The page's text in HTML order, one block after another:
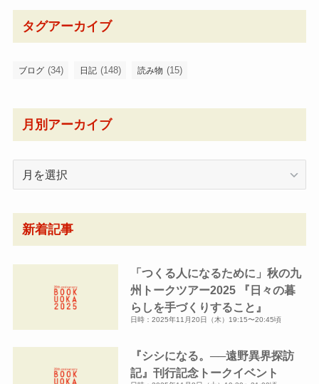
タグアーカイブ
ブログ (34) 日記 (148) 読み物 (15)
月別アーカイブ
ー
カ
新着記事
「つくる人になるために」秋の九
州トークツアー2025 『日々の暮
らしを手づくりすること』
日時：2025年11月20日（木）19:15〜20:45頃
『シシになる。──遠野異界探訪
記』刊行記念トークイベント